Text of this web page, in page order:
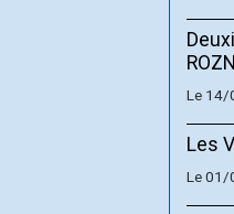
Le 14/
Les
Le 01/